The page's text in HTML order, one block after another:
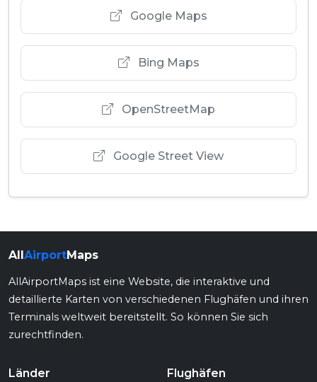
Google Maps
Bing Maps
OpenStreetMap
Google Street View
AllAirportMaps
AllAirportMaps ist eine Website, die interaktive und
detaillierte Karten von verschiedenen Flughäfen und ihren
Terminals weltweit bereitstellt. So können Sie sich
zurechtfinden.
Länder Flughäfen